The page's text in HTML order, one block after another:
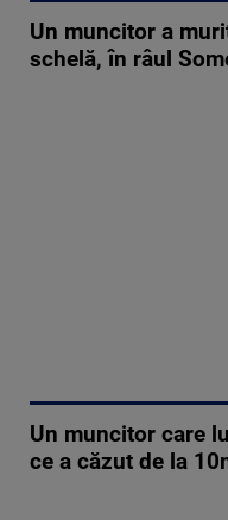
Un muncitor a
schelă, în râul
Un muncitor care
ce a căzut de la